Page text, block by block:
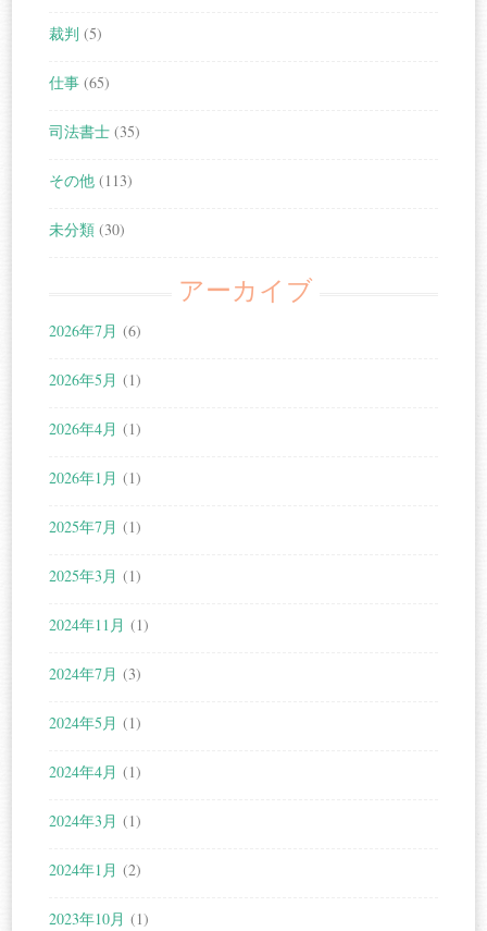
裁判 (5)
仕事 (65)
司法書士 (35)
その他 (113)
未分類 (30)
アーカイブ
2026年7月 (6)
2026年5月 (1)
2026年4月 (1)
2026年1月 (1)
2025年7月 (1)
2025年3月 (1)
2024年11月 (1)
2024年7月 (3)
2024年5月 (1)
2024年4月 (1)
2024年3月 (1)
2024年1月 (2)
2023年10月 (1)